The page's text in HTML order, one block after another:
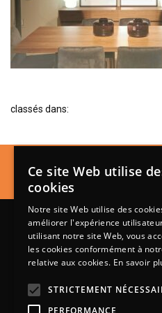
BIBLIOTHÈQUE
TABLE BASSE
FAUTEUILS
SALLES À MANGER
BAHUT
CONVERTIBLE
MATELAS
classés dans:
Un produit vous
intéresse ?
Lundi de 14h à 18h30
Mardi à vendredi de 9h à
Ce site Web utilise
cookies
Notre site Web utilise des
améliorer l'expérience
utilisant notre site Web, vous
les cookies conformément à
relative aux cookies. En savoir
STRICTEMENT
PERFORMANCE